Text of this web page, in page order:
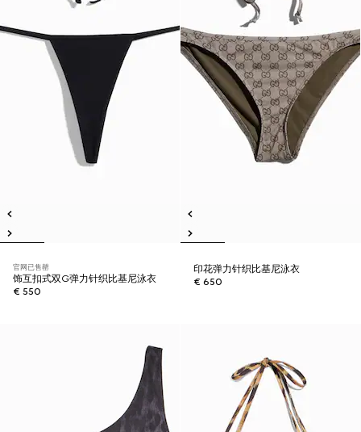
官网已售罄
饰互扣式双G弹力针织比基尼泳衣
€ 550
印花弹力针织比基尼泳衣
€ 650